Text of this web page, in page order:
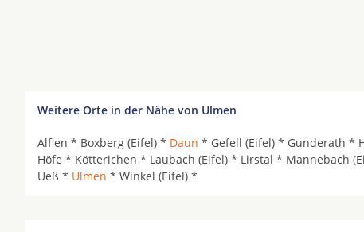
Weitere Orte in der Nähe von Ulmen
Alflen * Boxberg (Eifel) * Daun * Gefell (Eifel) * Gunderath *
Höfe * Kötterichen * Laubach (Eifel) * Lirstal * Mannebach
Ueß * Ulmen * Winkel (Eifel) *